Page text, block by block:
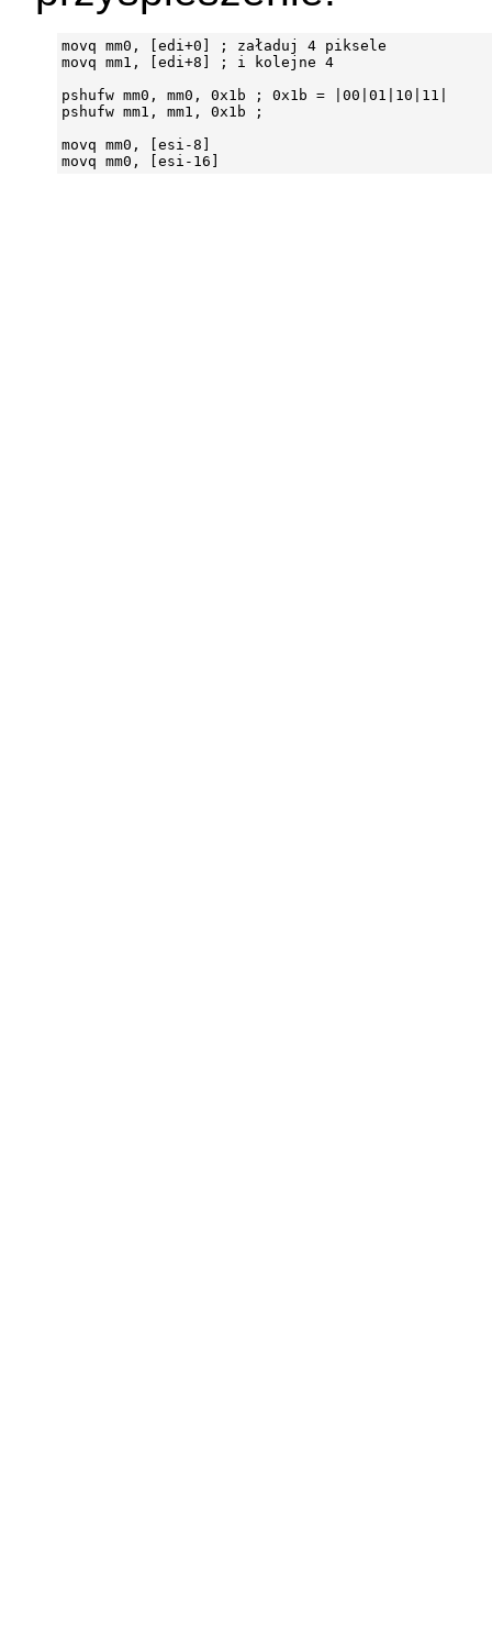
movq mm0, [edi+0] ; załaduj 4 piksele
movq mm1, [edi+8] ; i kolejne 4
pshufw mm0, mm0, 0x1b ; 0x1b = |00|01|10|11|
pshufw mm1, mm1, 0x1b ;
movq mm0, [esi-8]